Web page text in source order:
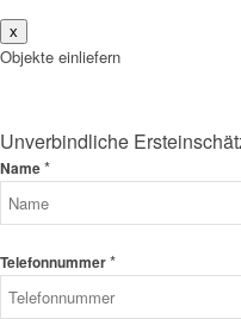
x
Objekte einliefern
Unverbindliche
Name*
Telefonnummer*